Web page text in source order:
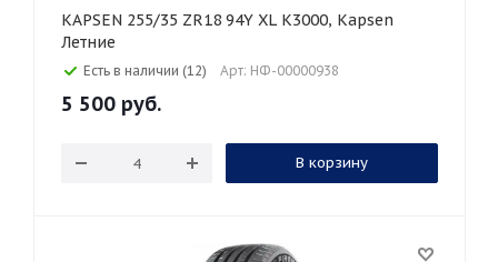
KAPSEN 255/35 ZR18 94Y XL K3000, Kapsen
Летние
Есть в наличии (12) Арт: НФ-00000938
5 500 руб.
В корзину